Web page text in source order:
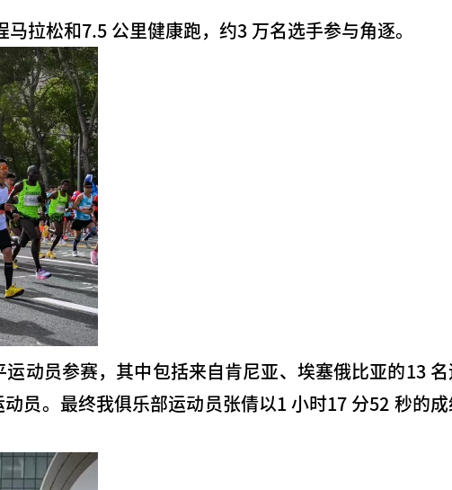
拉松和7.5 公里健康跑，约3 万名选手参与角逐。
动员参赛，其中包括来自肯尼亚、埃塞俄比亚的13 名
员。最终我俱乐部运动员张倩以1 小时17 分52 秒的成